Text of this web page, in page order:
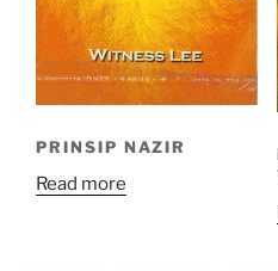
PRINSIP NAZIR
Read more